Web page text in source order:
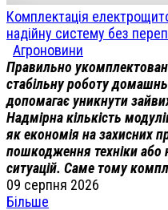
Комплектація
надійну систему без
Агроновини
Правильно
стабільну роботу
допомагає уникнути
Надмірна кількість
як економія на захисних
пошкодження техніки або
ситуацій. Саме тому
09 серпня 2026
Більше